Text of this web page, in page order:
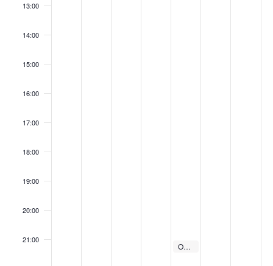
13:00
14:00
15:00
16:00
17:00
18:00
19:00
20:00
21:00
February 7, 2025
21:00
Omar Codazzi al Palais Saint Vincent